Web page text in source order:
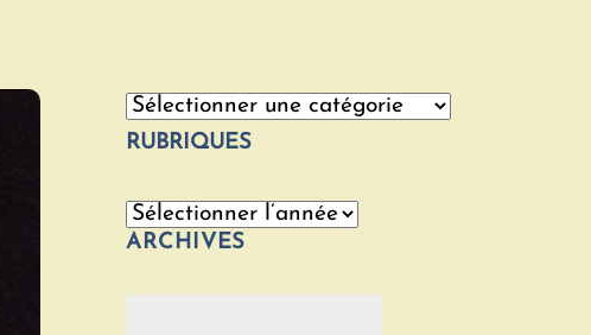
Catégories
RUBRIQUES
Archives
ARCHIVES